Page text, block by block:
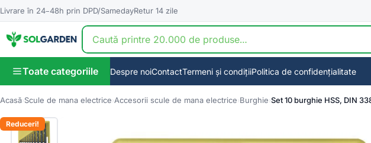
Livrare în 24–48h prin DPD/SamedayRetur 14 zile
Toate categoriile Despre noiContactTermeni și condițiiPolitica de confidențialitate
Acasă Scule de mana electrice Accesorii scule de mana electrice Burghie Set 10 burghie HSS, DIN
Reduceri!